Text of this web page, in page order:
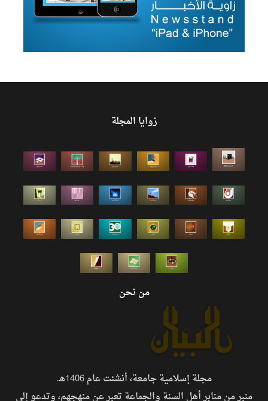
زوايا المجلة
من نحن
مجلة إسلامية جامعة، أنشئت عام 1406هـ.
منبر من منابر أهل السنة والجماعة تعبر عن منهجهم، وتدعو إلى